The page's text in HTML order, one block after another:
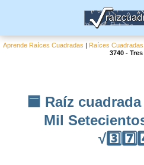
Aprende Raíces Cuadradas | Raíces
3740 -
🟦 Raíz
Mil